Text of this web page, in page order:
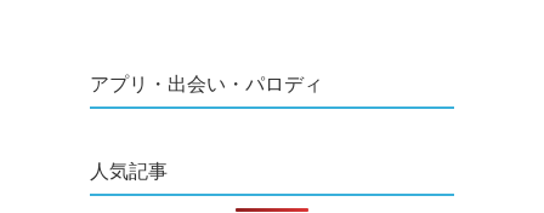
アプリ・出会い・パロディ
人気記事